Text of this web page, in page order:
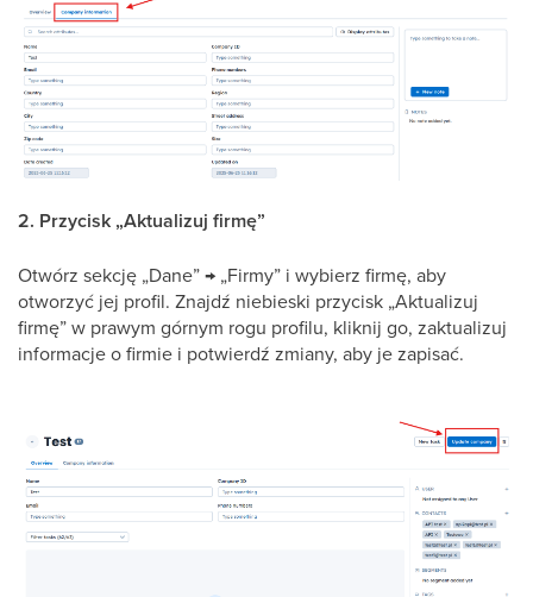
2. Przycisk „Aktualizuj firmę”
Otwórz sekcję „Dane” → „Firmy” i wybierz firmę, aby
otworzyć jej profil. Znajdź niebieski przycisk „Aktualizuj
firmę” w prawym górnym rogu profilu, kliknij go, zaktualizuj
informacje o firmie i potwierdź zmiany, aby je zapisać.